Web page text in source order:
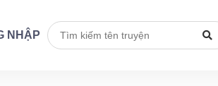
NHẬP